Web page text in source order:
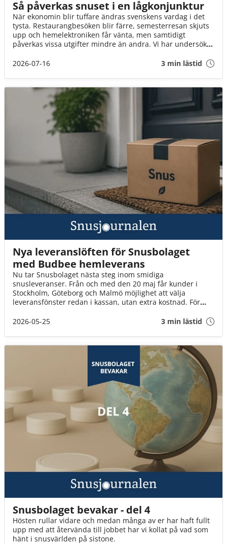
Så påverkas snuset i en lågkonjunktur
När ekonomin blir tuffare ändras svenskens vardag i det
tysta. Restaurangbesöken blir färre, semesterresan skjuts
upp och hemelektroniken får vänta, men samtidigt
påverkas vissa utgifter mindre än andra. Vi har undersökt
snuset står sig i jämförelsen.
2026-07-16 3 min lästid
Nya leveranslöften för Snusbolaget
med Budbee hemleverans
Nu tar Snusbolaget nästa steg inom smidiga
snusleveranser. Från och med den 20 maj får kunder i
Stockholm, Göteborg och Malmö möjlighet att välja
leveransfönster redan i kassan, utan extra kostnad. För
och slippa vänta hemma hela kvällen på sitt paket.
2026-05-25 3 min lästid
Snusbolaget bevakar - del 4
Hösten rullar vidare och medan många av er har haft fullt
upp med att återvända till jobbet har vi kollat på vad som
hänt i snusvärlden på sistone.